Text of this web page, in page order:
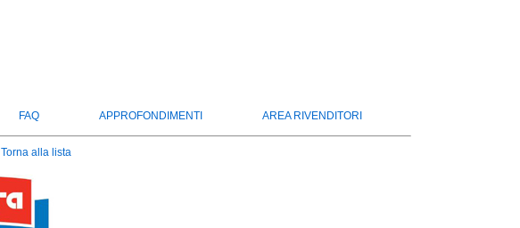
FAQ APPROFONDIMENTI AREA RIVENDITORI
Torna alla lista